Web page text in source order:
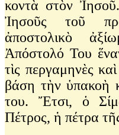
κοντὰ στὸν
Ἰησοῦς τοῦ
ἀποστολικὸ
Ἀπόστολό Του
τὶς περγαμηνὲς
βάση τὴν ὑπακοὴ
του. Ἔτσι, ὁ
Πέτρος, ἡ πέτρα